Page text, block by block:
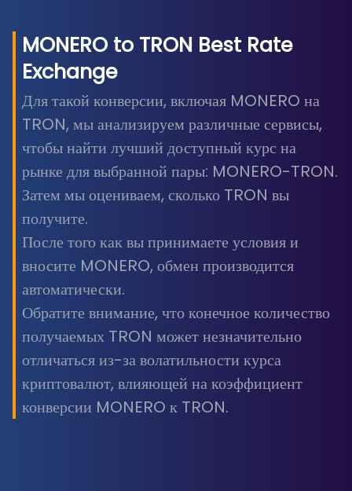
MONERO to TRON Best Rate
Exchange
Для такой конверсии, включая MONERO на
TRON, мы анализируем различные сервисы,
чтобы найти лучший доступный курс на
рынке для выбранной пары: MONERO-TRON.
Затем мы оцениваем, сколько TRON вы
получите.
После того как вы принимаете условия и
вносите MONERO, обмен производится
автоматически.
Обратите внимание, что конечное количество
получаемых TRON может незначительно
отличаться из-за волатильности курса
криптовалют, влияющей на коэффициент
конверсии MONERO к TRON.